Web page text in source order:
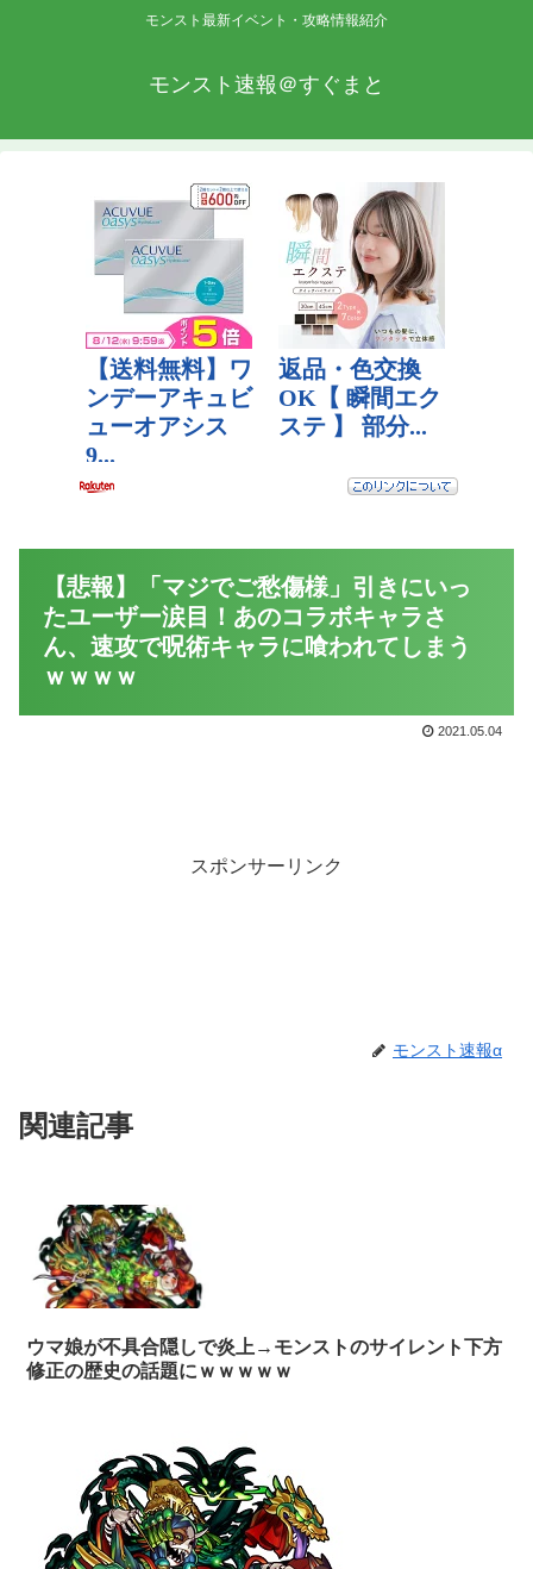
モンスト最新イベント・攻略情報紹介
モンスト速報＠すぐまと
【悲報】「マジでご愁傷様」引きにいっ
たユーザー涙目！あのコラボキャラさ
ん、速攻で呪術キャラに喰われてしまう
ｗｗｗｗ
2021.05.04
スポンサーリンク
モンスト速報α
関連記事
ウマ娘が不具合隠しで炎上→モンストのサイレント下方
修正の歴史の話題にｗｗｗｗｗ